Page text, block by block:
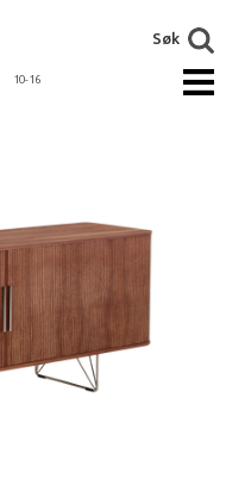
10-16
Søk